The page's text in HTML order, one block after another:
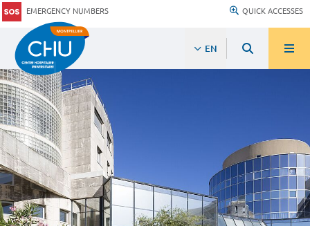
EMERGENCY NUMBERS QUICK ACCESSES
EN